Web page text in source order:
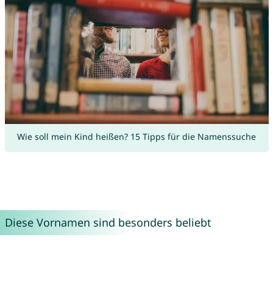
Wie soll mein Kind heißen? 15 Tipps für die Namenssuche
Diese Vornamen sind besonders beliebt